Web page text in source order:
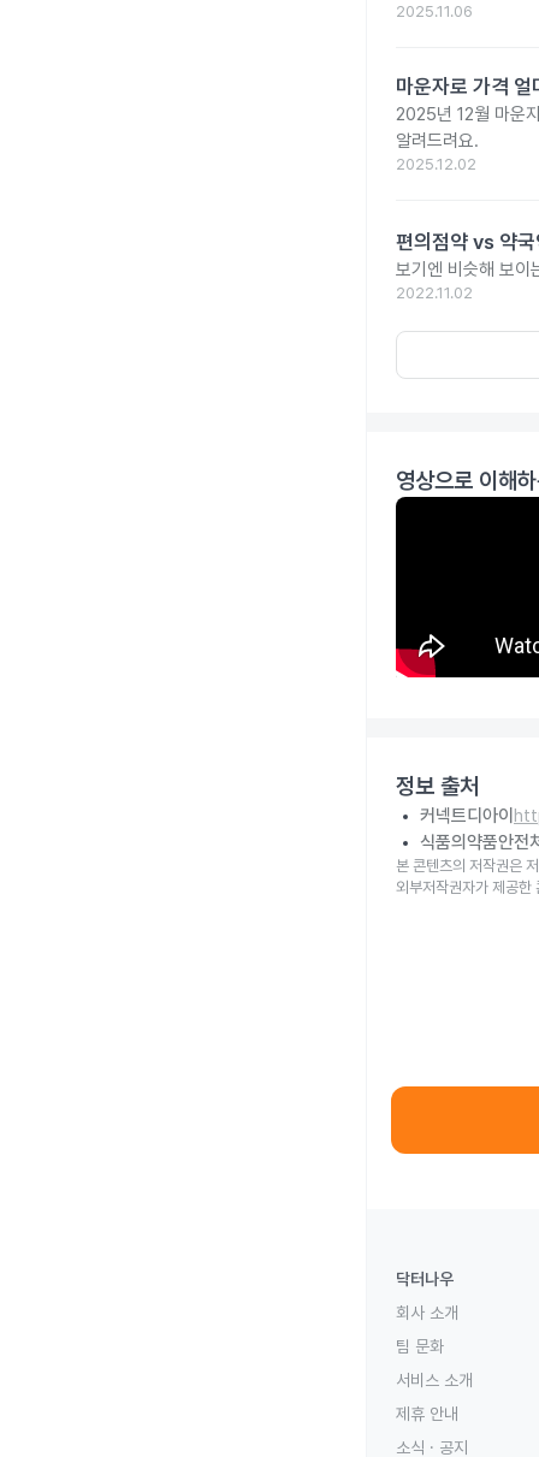
2025.11.06
마운자로 가격
2025년 12월 마운
알려드려요.
2025.12.02
편의점약 vs 약
보기엔 비슷해 보이
2022.11.02
영상으로 이해
정보 출처
커넥트디아이
식품의약품안전
본 콘텐츠의 저작권은
외부저작권자가 제공한
닥터나우
회사 소개
팀 문화
서비스 소개
제휴 안내
소식 · 공지